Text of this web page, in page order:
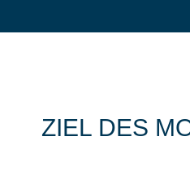
ZIEL DES